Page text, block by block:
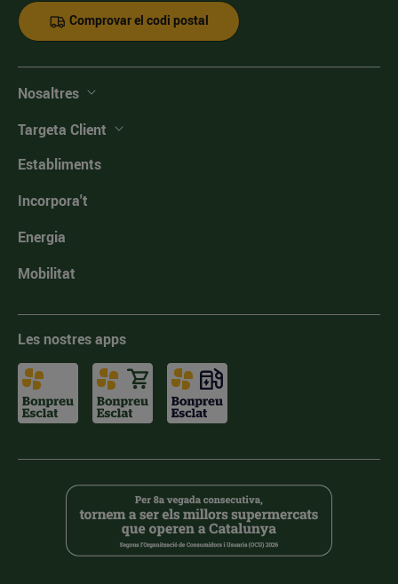
Comprovar el codi postal
Nosaltres
Targeta Client
Establiments
Incorpora't
Energia
Mobilitat
Les nostres apps